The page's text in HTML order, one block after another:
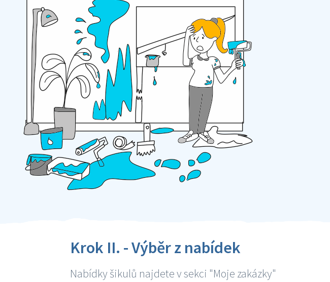
Krok II. - Výběr z nabídek
Nabídky šikulů najdete v sekci "Moje zakázky"